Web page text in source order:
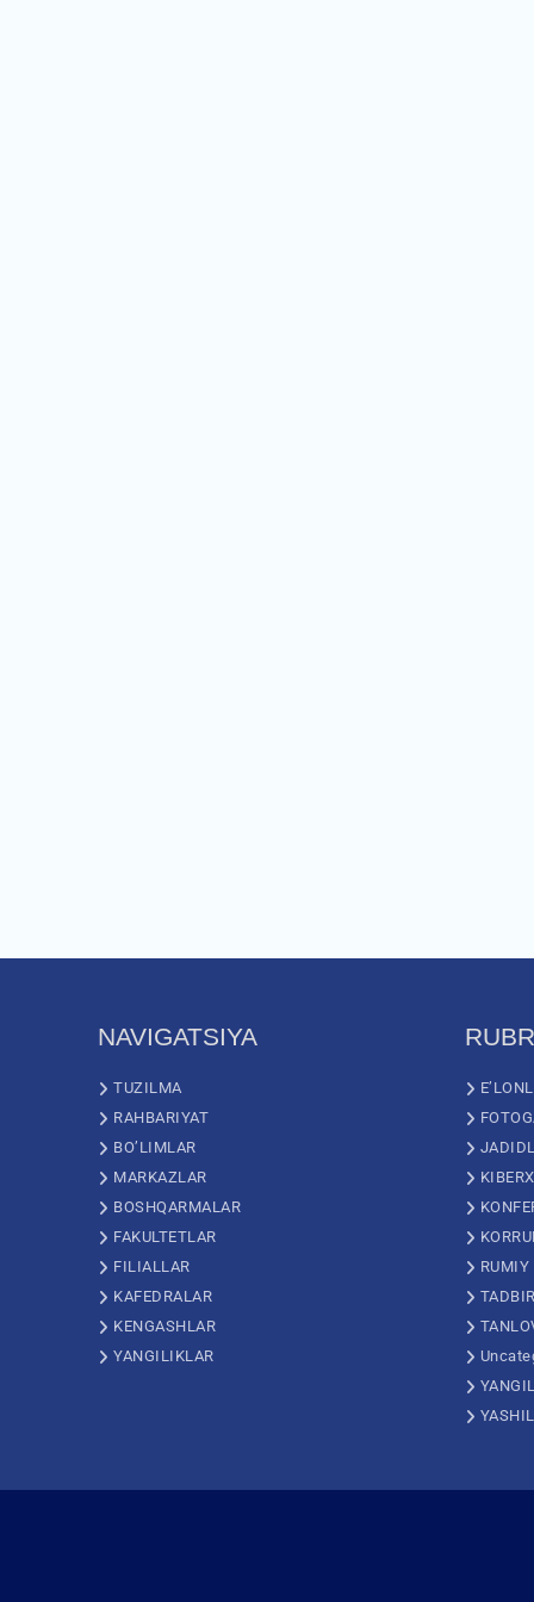
NAVIGATSIYA
TUZILMA
RAHBARIYAT
BO’LIMLAR
MARKAZLAR
BOSHQARMALAR
FAKULTETLAR
FILIALLAR
KAFEDRALAR
KENGASHLAR
YANGILIKLAR
RUMIY